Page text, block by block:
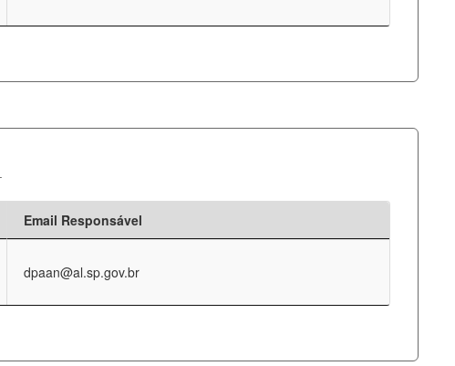
Email Responsável
dpaan@al.sp.gov.br